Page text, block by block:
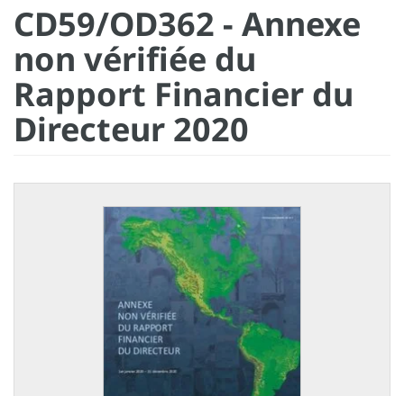
CD59/OD362 - Annexe
non vérifiée du
Rapport Financier du
Directeur 2020